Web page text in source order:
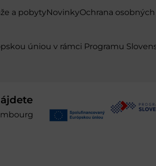
a pobytyNovinkyOchrana
úniou v rámci Programu